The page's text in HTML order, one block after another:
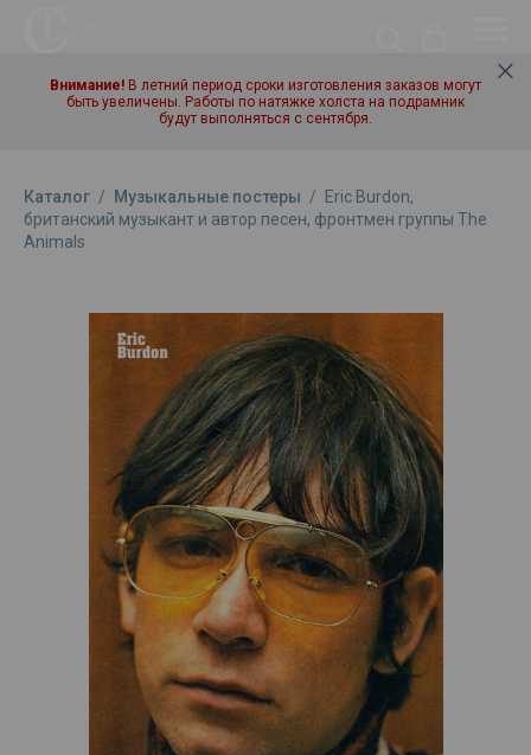
Внимание! В летний период сроки изготовления заказов могут
быть увеличены. Работы по натяжке холста на подрамник
будут выполняться с сентября.
Каталог / Музыкальные постеры /
Eric Burdon,
британский музыкант и автор песен, фронтмен группы The
Animals